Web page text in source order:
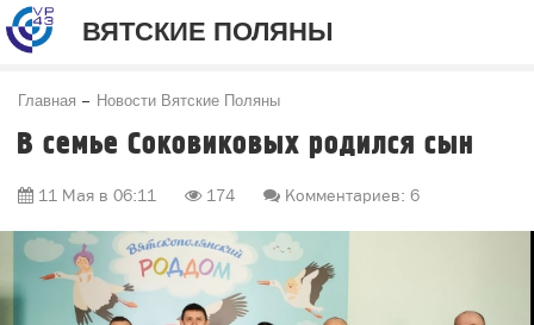
ВЯТСКИЕ ПОЛЯНЫ
Главная Новости Вятские Поляны
В семье Соковиковых родился сын
11 Мая в 06:11 174 Комментариев: 6